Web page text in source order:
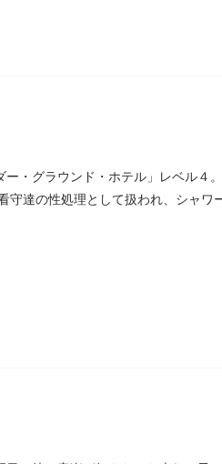
・グラウンド・ホテル」レベル４
達の性処理として扱われ、シャワ